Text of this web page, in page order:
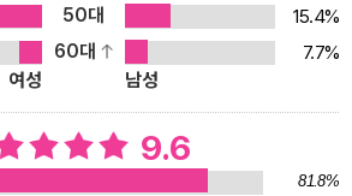
. 큰 성공, 황홀한 경험도 시간이 지나면 다
그러나 자기 마음속 깊은 곳에 흐르는 평화
영원한 안식, 영원한 즐거움, 변하지 않는 만
로움은 본래부터 우리 안에 있던 것이므로
어내면 언제 어디서나 누릴 수 있다. 나를
명언 한 줄! 다시 한번 다짐하게 해주는 행
50대
15.4%
60대
7.7%
여성
남성
9.6
81.8%